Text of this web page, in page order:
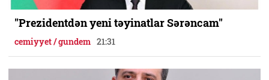
"Prezidentdən yeni təyinatlar Sərəncam"
cemiyyet / gundem 21:31